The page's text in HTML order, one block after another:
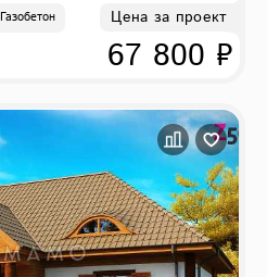
Газобетон Цена за проект
67 800 ₽